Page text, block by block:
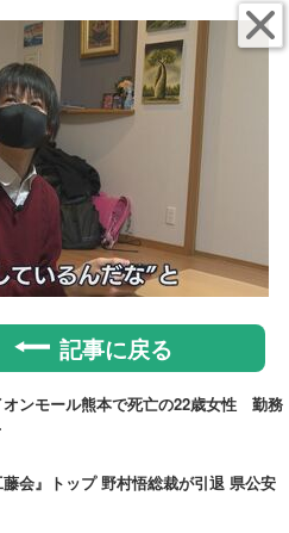
記事に戻る
ンモール熊本で死亡の22歳女性 勤務
会』トップ 野村悟総裁が引退 県公安